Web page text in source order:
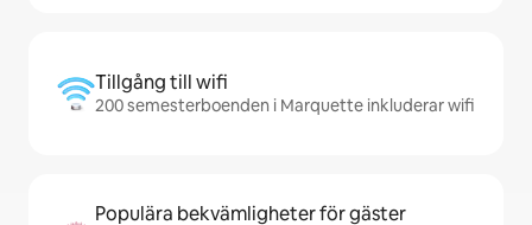
Tillgång till wifi
200 semesterboenden i Marquette inkluderar wifi
Populära bekvämligheter för gäster